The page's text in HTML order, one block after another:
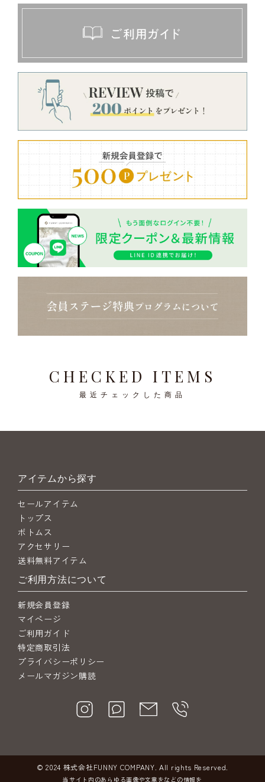
CHECKED ITEMS
最近チェックした商品
アイテムから探す
セールアイテム
トップス
ボトムス
アクセサリー
送料無料アイテム
ご利用方法について
新規会員登録
マイページ
ご利用ガイド
特定商取引法
プライバシーポリシー
メールマガジン購読
© 2024 株式会社FUNNY COMPANY. All rights Reserved.
当サイト内のあらゆる画像や文章をなどの情報を